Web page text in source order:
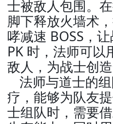
士被敌人包围。
脚下释放火墙术
哮减速 BOSS，
PK 时，法师可
敌人，为战士创
法师与道士的
疗，能够为队友
士组队时，需要